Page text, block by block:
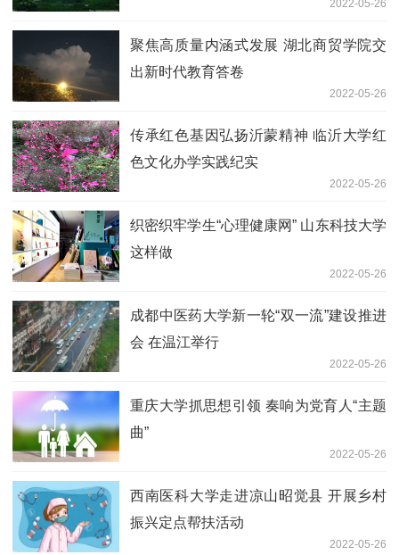
2022-05-26
聚焦高质量内涵式发展 湖北商贸学院交
出新时代教育答卷
2022-05-26
传承红色基因弘扬沂蒙精神 临沂大学红
色文化办学实践纪实
2022-05-26
织密织牢学生“心理健康网” 山东科技大学
这样做
2022-05-26
成都中医药大学新一轮“双一流”建设推进
会 在温江举行
2022-05-26
重庆大学抓思想引领 奏响为党育人“主题
曲”
2022-05-26
西南医科大学走进凉山昭觉县 开展乡村
振兴定点帮扶活动
2022-05-26